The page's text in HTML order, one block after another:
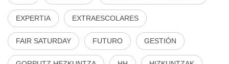
EXPERTIA EXTRAESCOLARES
FAIR SATURDAY FUTURO GESTIÓN